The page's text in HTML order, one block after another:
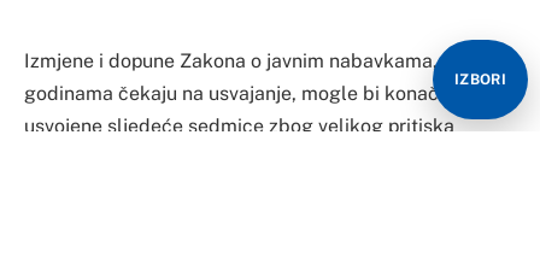
Izmjene i dopune Zakona o javnim nabavkama, koje već
godinama čekaju na usvajanje, mogle bi konačno biti
usvojene sljedeće sedmice zbog velikog pritiska
IZBORI